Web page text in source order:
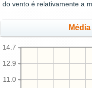
do vento é relativamente a
11.0
12.9
14.7